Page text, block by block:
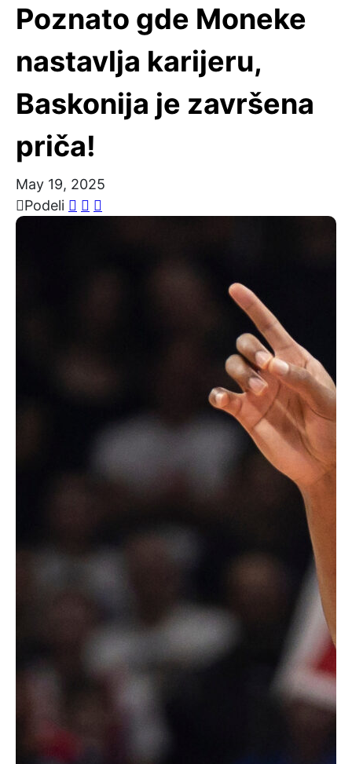
Poznato gde Moneke
nastavlja karijeru,
Baskonija je završena
priča!
May 19, 2025
Podeli